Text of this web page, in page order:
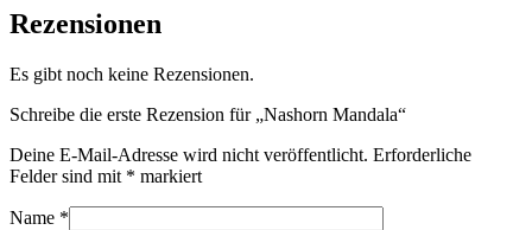
Rezensionen
Es gibt noch keine Rezensionen.
Schreibe die erste Rezension für „Nashorn Mandala“
Deine E-Mail-Adresse wird nicht veröffentlicht. Erforderliche
Felder sind mit * markiert
Name *